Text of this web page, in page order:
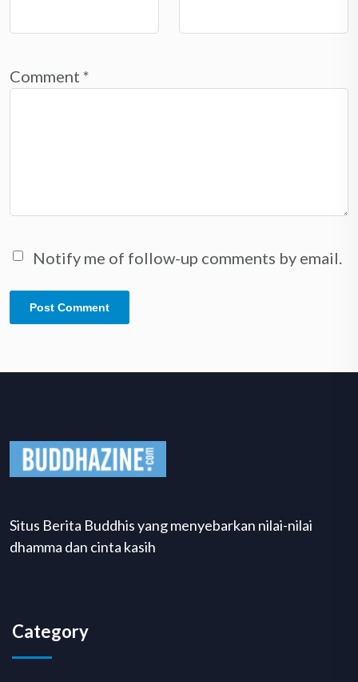
Comment *
Notify me of follow-up comments by email.
Situs Berita Buddhis yang menyebarkan nilai-nilai
dhamma dan cinta kasih
Category